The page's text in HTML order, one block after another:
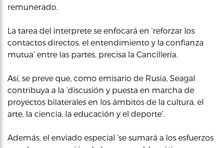
remunerado.
La tarea del interprete se enfocará en ‘reforzar los
contactos directos, el entendimiento y la confianza
mutua’ entre las partes, precisa la Cancillería.
Así, se preve que, como emisario de Rusia, Seagal
contribuya a la ‘discusión y puesta en marcha de
proyectos bilaterales en los ámbitos de la cultura, el
arte, la ciencia, la educación y el deporte’.
Además, el enviado especial ‘se sumará a los esfuerzos